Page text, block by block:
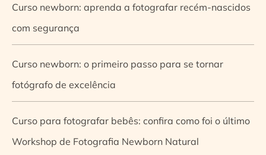
Curso newborn: aprenda a fotografar recém-nascidos
com segurança
Curso newborn: o primeiro passo para se tornar
fotógrafo de excelência
Curso para fotografar bebês: confira como foi o último
Workshop de Fotografia Newborn Natural